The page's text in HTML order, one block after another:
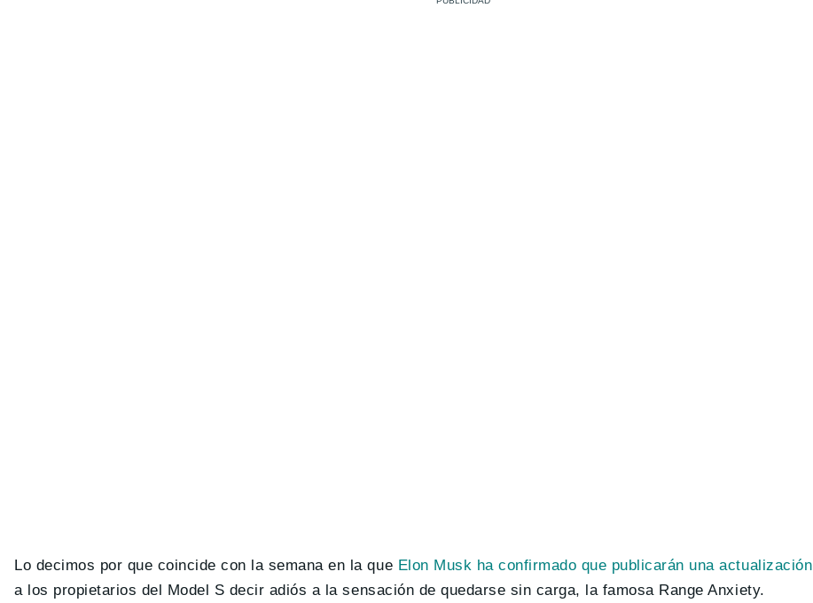
Lo decimos por que coincide con la semana en la que Elon Musk ha confirmado que publicarán una actualización
a los propietarios del Model S decir adiós a la sensación de quedarse sin carga, la famosa Range Anxiety.